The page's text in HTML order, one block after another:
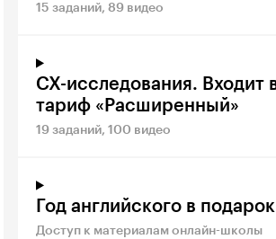
15 заданий, 89 видео
CX-исследования. Входит
тариф «Расширенный»
19 заданий, 100 видео
Год английского в подарок
Доступ к материалам онлайн-школы